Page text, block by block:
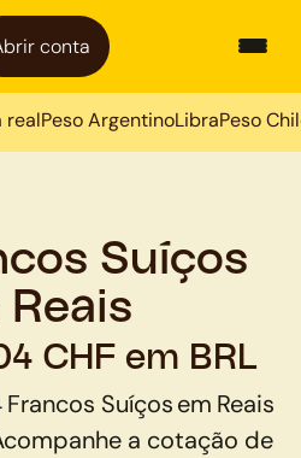
conta
realPeso ArgentinoLibraPeso
Suíços
Reais
CHF em BRL
Francos Suíçosem Reais
a cotação de